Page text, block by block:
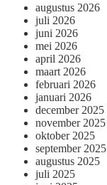
augustus 2026
juli 2026
juni 2026
mei 2026
april 2026
maart 2026
februari 2026
januari 2026
december 2025
november 2025
oktober 2025
september 2025
augustus 2025
juli 2025